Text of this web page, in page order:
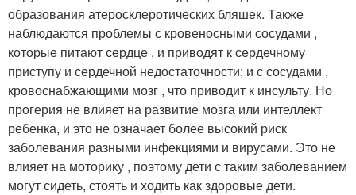
образования атеросклеротических бляшек. Также
наблюдаются проблемы с кровеносными сосудами ,
которые питают сердце , и приводят к сердечному
приступу и сердечной недостаточности; и с сосудами ,
кровоснабжающими мозг , что приводит к инсульту. Но
прогерия не влияет на развитие мозга или интеллект
ребенка, и это не означает более высокий риск
заболевания разными инфекциями и вирусами. Это не
влияет на моторику , поэтому дети с таким заболеванием
могут сидеть, стоять и ходить как здоровые дети.